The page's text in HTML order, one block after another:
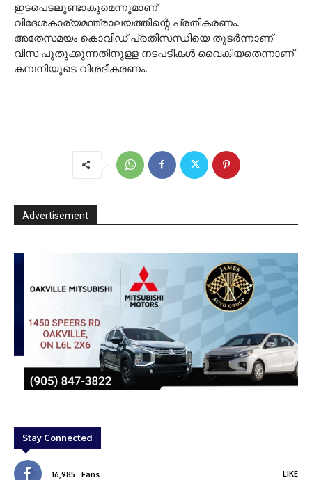
ഇടപെടലുണ്ടാകുമെന്നുമാണ്
വിദേശകാര്യമന്ത്രാലയത്തിന്റെ പ്രതികരണം.
അതേസമയം കൊവിഡ് പ്രതിസന്ധിയെ തുടർന്നാണ്
വിസ പുതുക്കുന്നതിനുള്ള നടപടികൾ വൈകിയതെന്നാണ്
കമ്പനിയുടെ വിശദീകരണം.
Advertisement
Stay Connected
16,985 Fans LIKE